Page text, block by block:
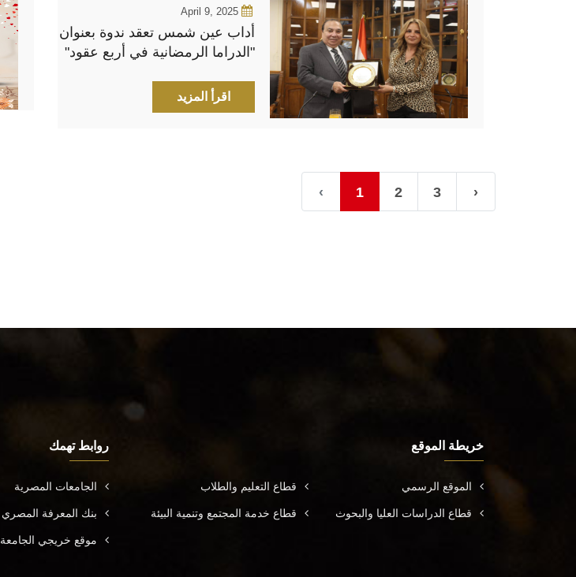
April 9, 2025
أداب عين شمس تعقد ندوة بعنوان
"الدراما الرمضانية في أربع عقود"
اقرأ المزيد
‹ 1 2 3 ›
خريطة الموقع
الموقع الرسمي قطاع التعليم والطلاب
قطاع الدراسات العليا والبحوث قطاع خدمة المجتمع وتنمية البيئة
روابط تهمك
الجامعات المصرية
بنك المعرفة المصري
موقع خريجي الجامعة